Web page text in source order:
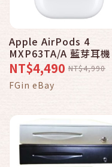
Apple AirPods 4
MXP63TA/A 藍芽耳機 _
台灣公司貨 (2024)
NT$4,490 NT$4,990
FGin eBay